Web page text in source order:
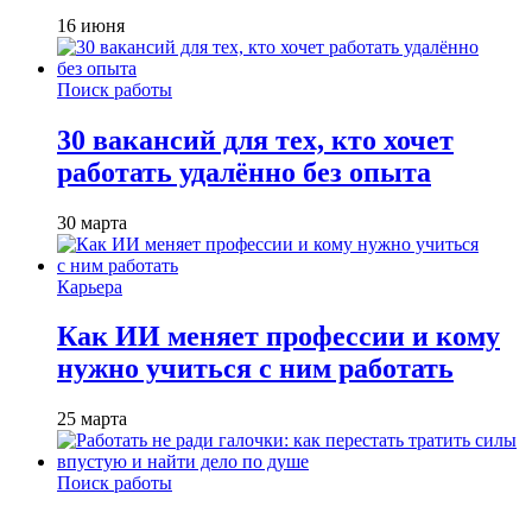
16 июня
Поиск работы
30 вакансий для тех, кто хочет
работать удалённо без опыта
30 марта
Карьера
Как ИИ меняет профессии и кому
нужно учиться с ним работать
25 марта
Поиск работы